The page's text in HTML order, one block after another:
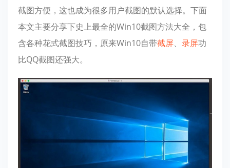
截图方便，这也成为很多用户截图的默认选择。下面
本文主要分享下史上最全的Win10截图方法大全，包
含各种花式截图技巧，原来Win10自带截屏、 录屏功
比QQ截图还强大。